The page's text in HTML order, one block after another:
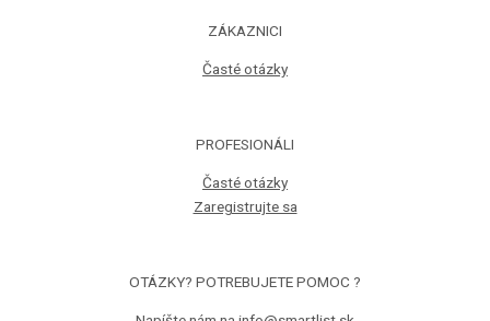
ZÁKAZNICI
Časté otázky
PROFESIONÁLI
Časté otázky
Zaregistrujte sa
OTÁZKY? POTREBUJETE POMOC ?